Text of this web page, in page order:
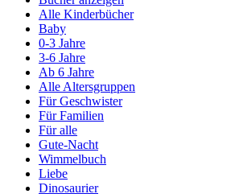
Alle Kinderbücher
Baby
0-3 Jahre
3-6 Jahre
Ab 6 Jahre
Alle Altersgruppen
Für Geschwister
Für Familien
Für alle
Gute-Nacht
Wimmelbuch
Liebe
Dinosaurier